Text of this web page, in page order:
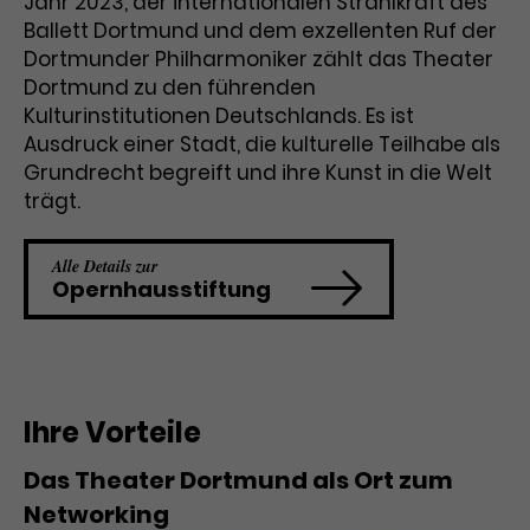
Laufzeit 1 Tag
Zweck
Dieses Cookie wird von Google
Analytics installiert. Das Cookie
wird verwendet, um Informationen
darüber zu speichern, wie
eines Analyseberichts über die
Performance der Website. Die
erhobenen Daten umfassen in
anonymisierter Form die Anzahl
Name _gat_UA-63561367-1
Name _gcl_aw
Anbieter Google Ads
Laufzeit 3 Monate
Zweck
Dieses Cookie speichert
Informationen zu Werbeklicks und
dient der Zuordnung von
Conversions zu Google Ads-
Anbieter Google / DoubleClick
Ballett Dortmund und dem exzellenten Ruf der
Dortmunder Philharmoniker zählt das Theater
Dortmund zu den führenden
Kulturinstitutionen Deutschlands. Es ist
Ausdruck einer Stadt, die kulturelle Teilhabe als
Grundrecht begreift und ihre Kunst in die Welt
trägt.
Alle Details zur
Opernhausstiftung
Ihre Vorteile
Das Theater Dortmund als Ort zum
Networking